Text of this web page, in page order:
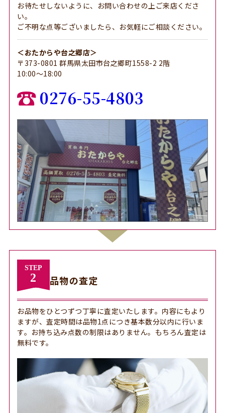
お待たせしないように、お問い合わせの上ご来店くださ
い。
ご不明な点等ございましたら、お気軽にご相談ください。
＜おたからや台之郷店＞
〒373-0801 群馬県太田市台之郷町1558-2 2階
10:00～18:00
0276-55-4803
STEP
2 品物の査定
お品物をひとつずつ丁寧に査定いたします。内容にもより
ますが、査定時間は品物1点につき基本数分以内に⾏いま
す。お持ち込み点数の制限はありません。もちろん査定は
無料です。